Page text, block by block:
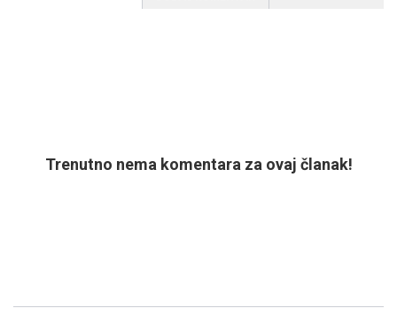
Trenutno nema komentara za ovaj članak!